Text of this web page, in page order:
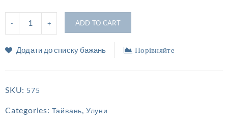
ADD TO CART
Додати до списку бажань Порівняйте
SKU: 575
Categories: Тайвань, Улуни